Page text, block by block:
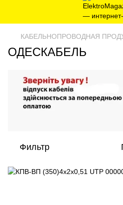
КАБЕЛЬНОПРОВОДНАЯ
ОДЕСКАБЕЛЬ
Фильтр